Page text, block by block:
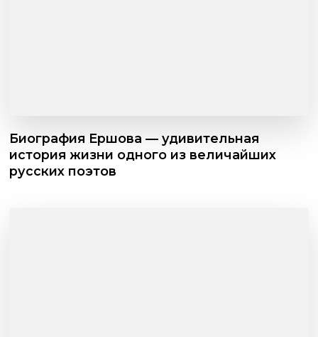
Биография Ершова — удивительная
история жизни одного из величайших
русских поэтов